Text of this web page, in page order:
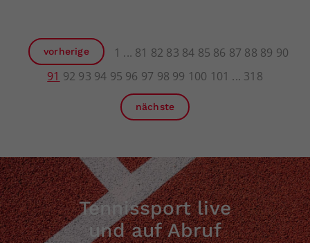
vorherige 1 81 82 83 84 85 86 87 88 89 90
91 92 93 94 95 96 97 98 99 100 101 318
nächste
Tennissport live
und auf Abruf